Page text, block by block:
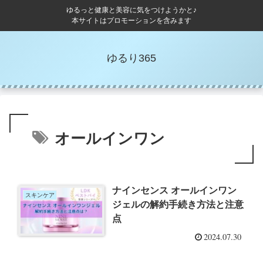
ゆるっと健康と美容に気をつけようかと♪
本サイトはプロモーションを含みます
ゆるり365
オールインワン
スキンケア
ナインセンス オールインワン
ジェルの解約手続き方法と注意
点
2024.07.30